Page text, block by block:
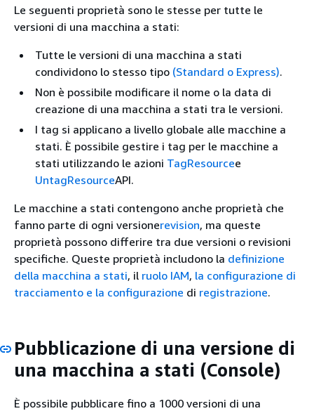
Le seguenti proprietà sono le stesse per tutte le
versioni di una macchina a stati:
Tutte le versioni di una macchina a stati
condividono lo stesso tipo (Standard o Express).
Non è possibile modificare il nome o la data di
creazione di una macchina a stati tra le versioni.
I tag si applicano a livello globale alle macchine a
stati. È possibile gestire i tag per le macchine a
stati utilizzando le azioni TagResourcee
UntagResourceAPI.
Le macchine a stati contengono anche proprietà che
fanno parte di ogni versionerevision, ma queste
proprietà possono differire tra due versioni o revisioni
specifiche. Queste proprietà includono la definizione
della macchina a stati, il ruolo IAM, la configurazione di
tracciamento e la configurazione di registrazione.
Pubblicazione di una versione di
una macchina a stati (Console)
È possibile pubblicare fino a 1000 versioni di una